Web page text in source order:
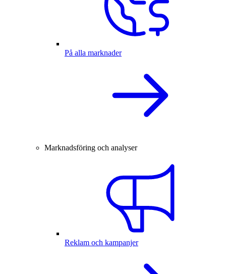
På alla marknader
Marknadsföring och analyser
Reklam och kampanjer